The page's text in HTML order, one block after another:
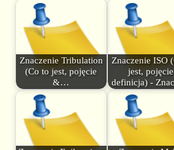
Znaczenie Tribulation
(Co to jest, pojęcie
&…
Znaczenie ISO
jest,
definicja) -